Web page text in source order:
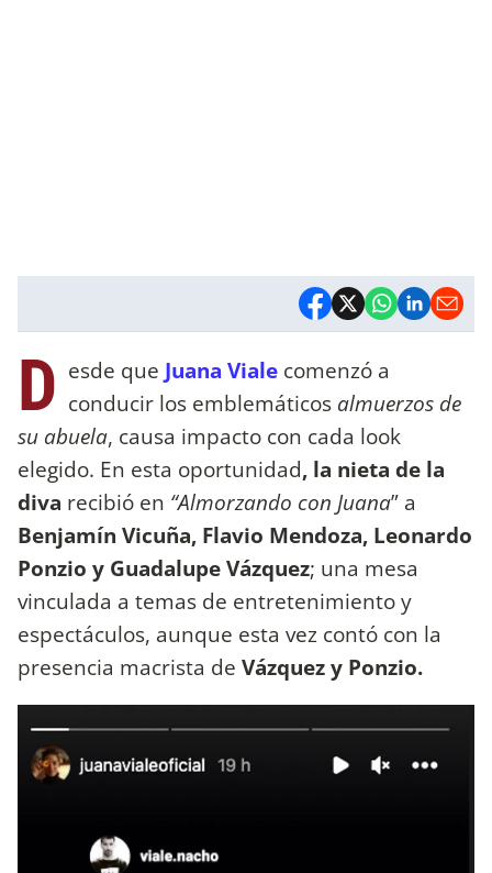
D esde que Juana Viale comenzó a
conducir los emblemáticos almuerzos de
su abuela, causa impacto con cada look
elegido. En esta oportunidad, la nieta de la
diva recibió en “Almorzando con Juana” a
Benjamín Vicuña, Flavio Mendoza, Leonardo
Ponzio y Guadalupe Vázquez; una mesa
vinculada a temas de entretenimiento y
espectáculos, aunque esta vez contó con la
presencia macrista de Vázquez y Ponzio.